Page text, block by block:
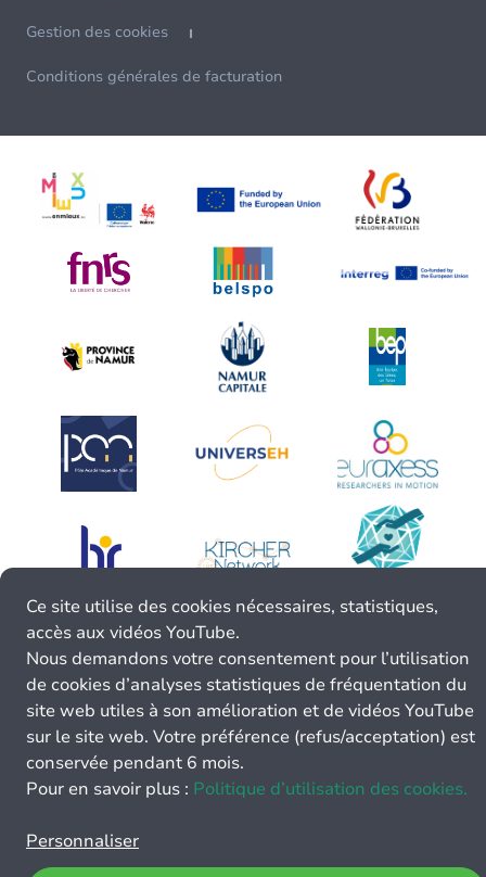
Gestion des cookies
Conditions générales de facturation
Ce site utilise des cookies nécessaires, statistiques,
accès aux vidéos YouTube.
Nous demandons votre consentement pour l’utilisation
de cookies d’analyses statistiques de fréquentation du
site web utiles à son amélioration et de vidéos YouTube
sur le site web. Votre préférence (refus/acceptation) est
conservée pendant 6 mois.
Pour en savoir plus : Politique d’utilisation des cookies.
Personnaliser